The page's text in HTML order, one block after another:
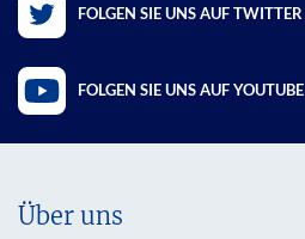
FOLGEN SIE UNS AUF TWITTER
FOLGEN SIE UNS AUF YOUTUBE
Über uns